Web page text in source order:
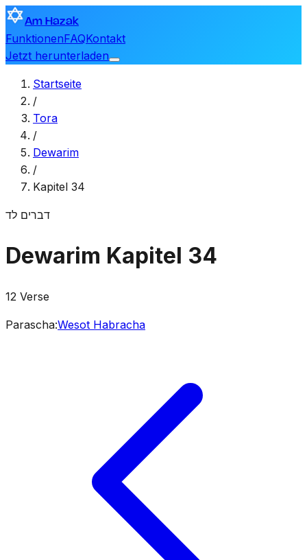
Am Hazak
FunktionenFAQKontakt
Jetzt herunterladen
Startseite
/
Tora
/
Dewarim
/
Kapitel 34
דברים לד
Dewarim Kapitel 34
12 Verse
Parascha:Wesot Habracha